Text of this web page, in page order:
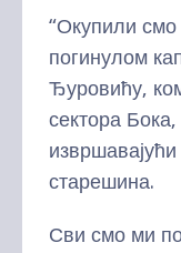
“Окупили
погинулом
Ђуровићу,
сектора Бока,
старешина.
Сви смо ми